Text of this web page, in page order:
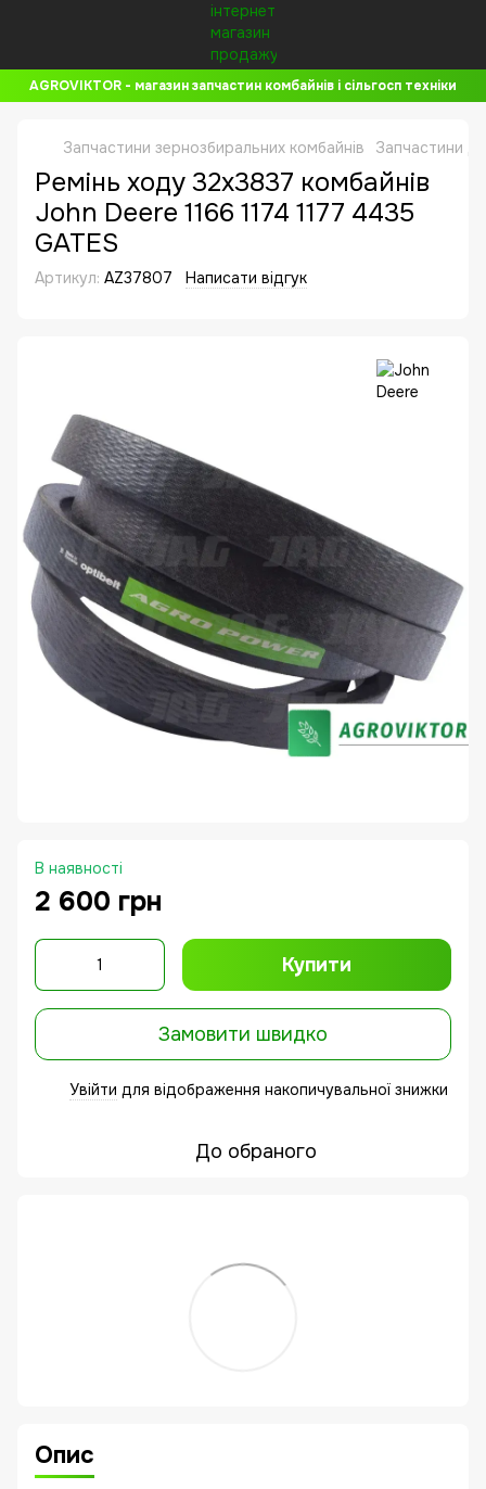
AGROVIKTOR - магазин запчастин комбайнів і сільгосп техніки
Запчастини зернозбиральних комбайнів Запчастини
Ремінь ходу 32x3837 комбайнів
John Deere 1166 1174 1177 4435
GATES
Артикул: AZ37807 Написати відгук
В наявності
2 600 грн
Купити
Замовити швидко
Увійти для відображення накопичувальної знижки
До обраного
Опис